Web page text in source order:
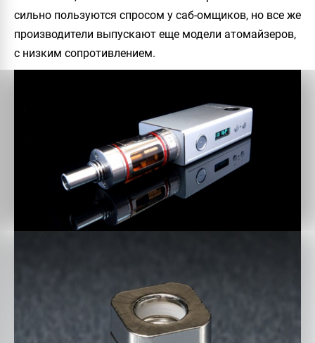
сильно пользуются спросом у саб-омщиков, но все же
производители выпускают еще модели атомайзеров,
с низким сопротивлением.